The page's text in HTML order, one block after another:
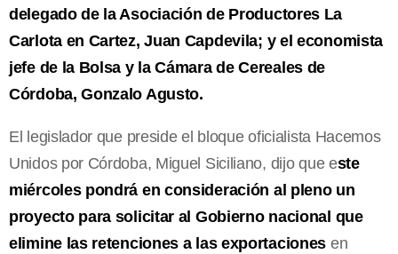
delegado de la Asociación de Productores La
Carlota en Cartez, Juan Capdevila; y el economista
jefe de la Bolsa y la Cámara de Cereales de
Córdoba, Gonzalo Agusto.
El legislador que preside el bloque oficialista Hacemos
Unidos por Córdoba, Miguel Siciliano, dijo que este
miércoles pondrá en consideración al pleno un
proyecto para solicitar al Gobierno nacional que
elimine las retenciones a las exportaciones en